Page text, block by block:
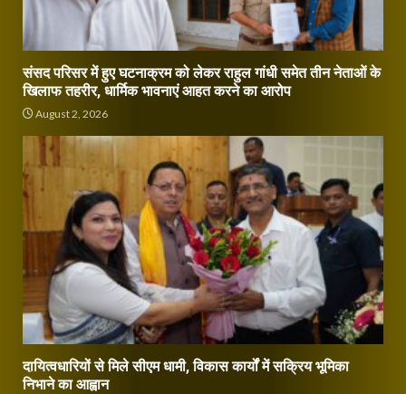
संसद परिसर में हुए घटनाक्रम को लेकर राहुल गांधी समेत तीन नेताओं के
खिलाफ तहरीर, धार्मिक भावनाएं आहत करने का आरोप
August 2, 2026
दायित्वधारियों से मिले सीएम धामी, विकास कार्यों में सक्रिय भूमिका
निभाने का आह्वान